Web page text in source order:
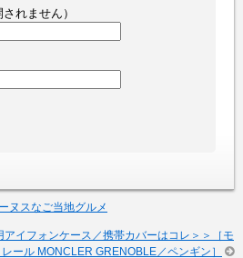
れません）
ヌスなご当地グルメ
イフォンケース／携帯カバーはコレ＞＞［モ
ール MONCLER GRENOBLE／ペンギン］